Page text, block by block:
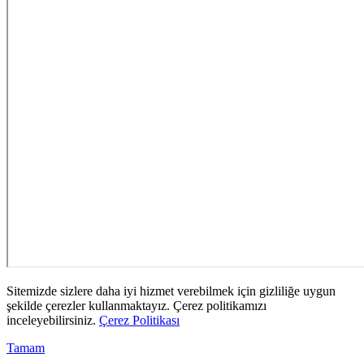
Sitemizde sizlere daha iyi hizmet verebilmek için gizliliğe uygun
şekilde çerezler kullanmaktayız. Çerez politikamızı
inceleyebilirsiniz. Çerez Politikası
Tamam